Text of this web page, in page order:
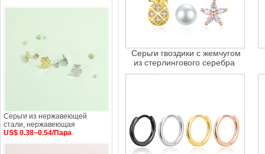
Серьги гвоздики с жемчугом
из стерлингового серебра
Серьги из нержавеющей
стали, нержавеющая
US$ 0.38~0.54/Пара